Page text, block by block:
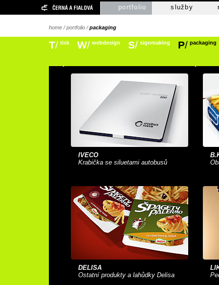
portfolio služby
home /portfolio /packaging
T/ tisk W/ webdesign S/ signmaking P/ packaging
IVECO
Krabička se siluetami autobusů
DELISA
Ostatní produkty a lahůdky Delisa